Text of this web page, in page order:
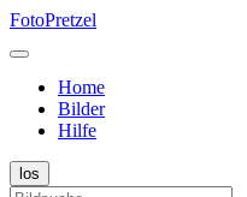
FotoPretzel
Home
Bilder
Hilfe